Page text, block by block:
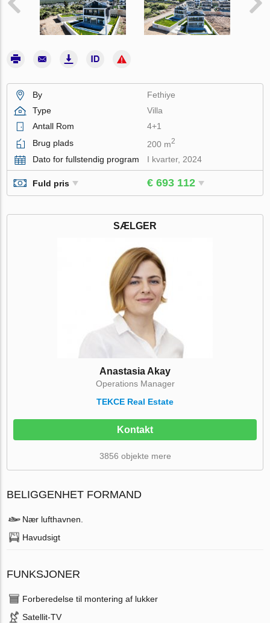
By
Fethiye
Type
Villa
Antall Rom
4+1
Brug plads
200 m2
Dato for fullstendig program I kvarter, 2024
Fuld pris € 693 112
SÆLGER
Anastasia Akay
Operations Manager
TEKCE Real Estate
Kontakt
3856 objekte mere
BELIGGENHET FORMAND
Nær lufthavnen.
Havudsigt
FUNKSJONER
Forberedelse til montering af lukker
Satellit-TV